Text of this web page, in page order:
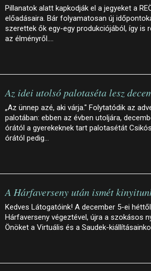
Pillanatok alatt kapkodják el a jegyeket a
előadásaira. Bár folyamatosan új
szerettek ők egy-egy produkciójából, így is
az élményről.…
Az idei utolsó palotaséta lesz
„Az ünnep azé, aki várja." Folytatódik az
palotában: ebben az évben utoljára,
órától a gyerekeknek tart palotasétát
órától pedig…
A Hárfaverseny után ismét
Kedves Látogatóink! A december 5-ei
Hárfaverseny végeztével, újra a szokásos
Önöket a Virtuális és a Saudek-